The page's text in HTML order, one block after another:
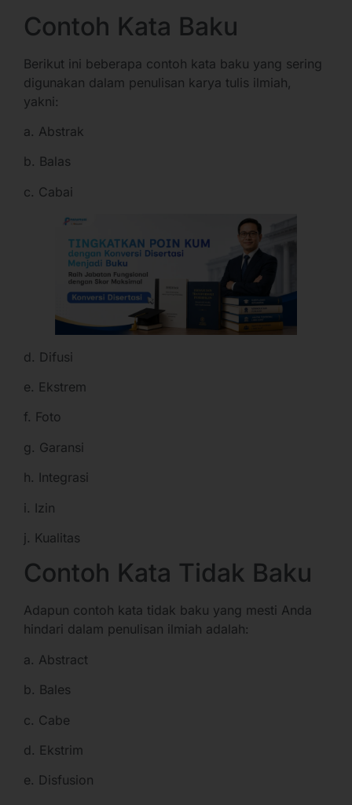
Contoh Kata Baku
Berikut ini beberapa contoh kata baku yang sering
digunakan dalam penulisan karya tulis ilmiah,
yakni:
a. Abstrak
b. Balas
c. Cabai
d. Difusi
e. Ekstrem
f. Foto
g. Garansi
h. Integrasi
i. Izin
j. Kualitas
Contoh Kata Tidak Baku
Adapun contoh kata tidak baku yang mesti Anda
hindari dalam penulisan ilmiah adalah:
a. Abstract
b. Bales
c. Cabe
d. Ekstrim
e. Disfusion